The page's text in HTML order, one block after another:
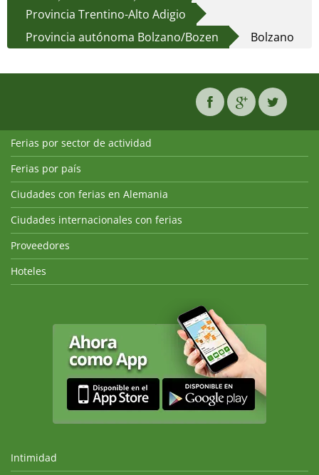
Provincia Trentino-Alto Adigio
Provincia autónoma Bolzano/Bozen
Bolzano
Ferias por sector de actividad
Ferias por país
Ciudades con ferias en Alemania
Ciudades internacionales con ferias
Proveedores
Hoteles
Intimidad